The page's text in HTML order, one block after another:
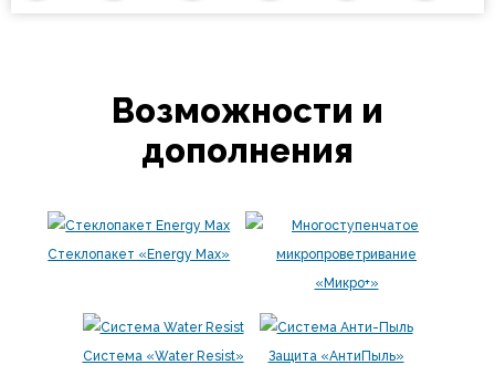
Возможности и
дополнения
Стеклопакет «Energy Max»
«Микро+»
Система «Water Resist» Защита «АнтиПыль»